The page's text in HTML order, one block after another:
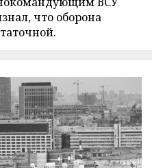
что оборона